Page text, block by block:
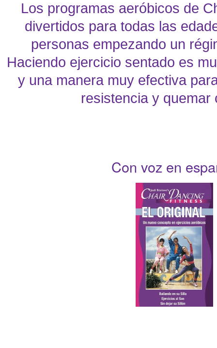
Los programas aeróbicos de
divertidos para todas las
personas empezando un
Haciendo ejercicio sentado es
y una manera muy efectiva
resistencia y quemar
Con voz en